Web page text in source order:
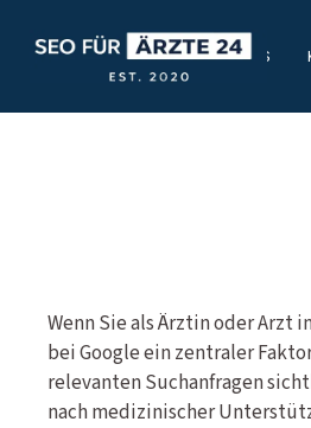
STARTSEITE ÜBER UNS
Wenn Sie als Ärztin oder
bei Google ein zentraler
relevanten Suchanfragen
nach medizinischer